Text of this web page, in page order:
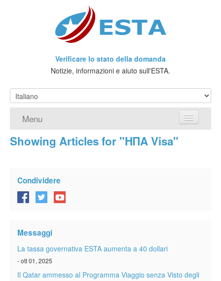
Verificare lo stato della domanda
Notizie, informazioni e aiuto sull'ESTA.
Menu
Home
Che cos'è l'ESTA?
Viaggio senza Visto
ESTA info
Contatto
Showing Articles for "ΗΠΑ Visa"
Condividere
Messaggi
La tassa governativa ESTA aumenta a 40 dollari
- ott 01, 2025
Il Qatar ammesso al Programma Viaggio senza Visto degli